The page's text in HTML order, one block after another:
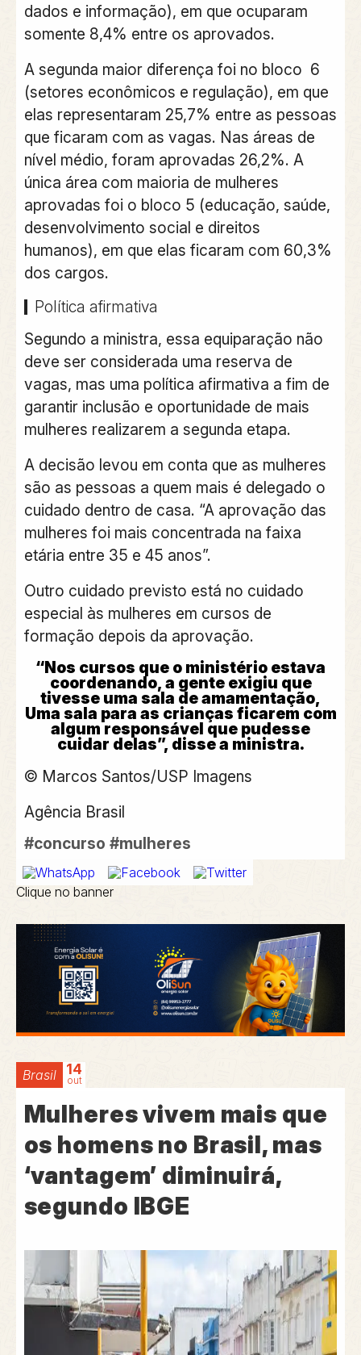
dados e informação), em que ocuparam
somente 8,4% entre os aprovados.
A segunda maior diferença foi no bloco 6
(setores econômicos e regulação), em que
elas representaram 25,7% entre as pessoas
que ficaram com as vagas. Nas áreas de
nível médio, foram aprovadas 26,2%. A
única área com maioria de mulheres
aprovadas foi o bloco 5 (educação, saúde,
desenvolvimento social e direitos
humanos), em que elas ficaram com 60,3%
dos cargos.
Política afirmativa
Segundo a ministra, essa equiparação não
deve ser considerada uma reserva de
vagas, mas uma política afirmativa a fim de
garantir inclusão e oportunidade de mais
mulheres realizarem a segunda etapa.
A decisão levou em conta que as mulheres
são as pessoas a quem mais é delegado o
cuidado dentro de casa. “A aprovação das
mulheres foi mais concentrada na faixa
etária entre 35 e 45 anos”.
Outro cuidado previsto está no cuidado
especial às mulheres em cursos de
formação depois da aprovação.
“Nos cursos que o ministério estava
coordenando, a gente exigiu que
tivesse uma sala de amamentação,
Uma sala para as crianças ficarem com
algum responsável que pudesse
cuidar delas”, disse a ministra.
© Marcos Santos/USP Imagens
Agência Brasil
#concurso #mulheres
Clique no banner
Brasil 14
out
Mulheres vivem mais que
os homens no Brasil, mas
‘vantagem’ diminuirá,
segundo IBGE